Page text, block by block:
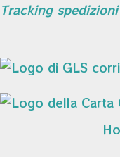
Tracking